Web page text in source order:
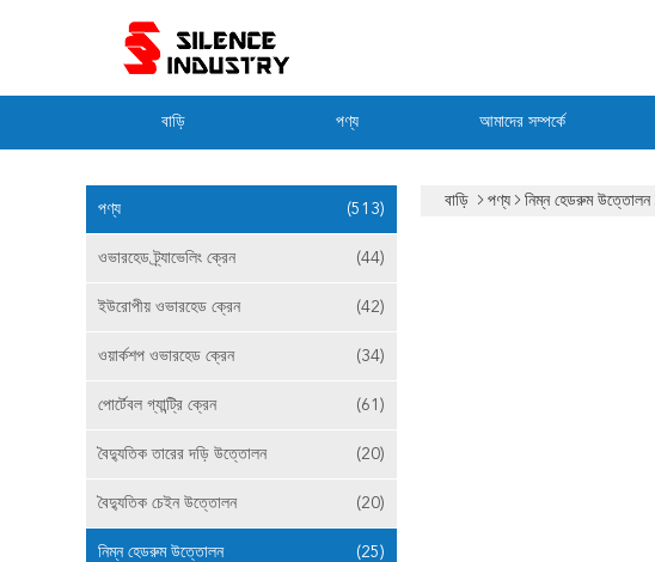
বাড়ি পণ্য আমাদের সম্পর্কে
পণ্য (513)
ওভারহেড ট্র্যাভেলিং ক্রেন (44)
ইউরোপীয় ওভারহেড ক্রেন (42)
ওয়ার্কশপ ওভারহেড ক্রেন (34)
পোর্টেবল গ্যান্ট্রি ক্রেন (61)
বৈদ্যুতিক তারের দড়ি উত্তোলন (20)
বৈদ্যুতিক চেইন উত্তোলন (20)
নিম্ন হেডরুম উত্তোলন (25)
বাড়ি পণ্য নিম্ন হেডরুম উত্তোলন